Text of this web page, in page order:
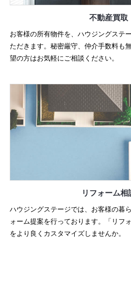
不動産買取
お客様の所有物件を、ハウジングステ
ただきます。秘密厳守、仲介手数料も
望の方はお気軽にご相談ください。
リフォーム相
ハウジングステージでは、お客様の暮
ォーム提案を行っております。「リフ
をより良くカスタマイズしませんか。